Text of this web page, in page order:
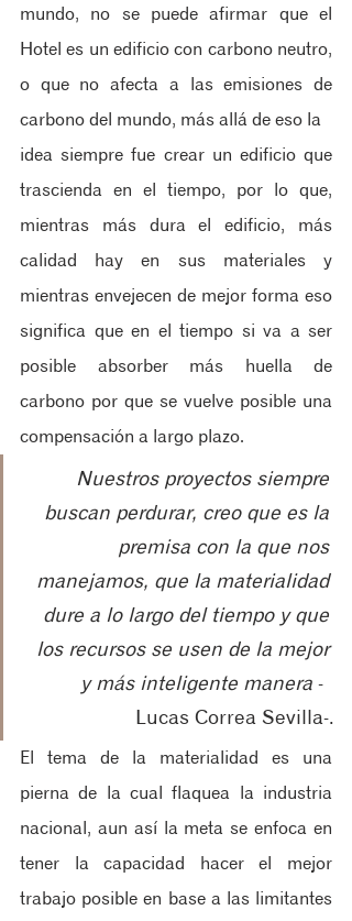
mundo, no se puede afirmar que el
Hotel es un edificio con carbono neutro,
o que no afecta a las emisiones de
carbono del mundo, más allá de eso la
idea siempre fue crear un edificio que
trascienda en el tiempo, por lo que,
mientras más dura el edificio, más
calidad hay en sus materiales y
mientras envejecen de mejor forma eso
significa que en el tiempo si va a ser
posible absorber más huella de
carbono por que se vuelve posible una
compensación a largo plazo.
Nuestros proyectos siempre
buscan perdurar, creo que es la
premisa con la que nos
manejamos, que la materialidad
dure a lo largo del tiempo y que
los recursos se usen de la mejor
y más inteligente manera -
Lucas Correa Sevilla-.
El tema de la materialidad es una
pierna de la cual flaquea la industria
nacional, aun así la meta se enfoca en
tener la capacidad hacer el mejor
trabajo posible en base a las limitantes